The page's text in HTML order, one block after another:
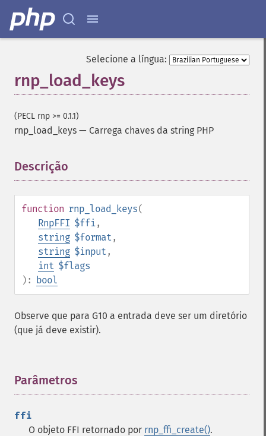
Selecione a língua:
rnp_load_keys
(PECL rnp >= 0.1.1)
rnp_load_keys — Carrega chaves da string PHP
Descrição
function rnp_load_keys(
RnpFFI $ffi,
string $format ,
string $input ,
int $flags
): bool
Observe que para G10 a entrada deve ser um diretório
(que já deve existir).
Parâmetros
ffi
O objeto FFI retornado por rnp_ffi_create().